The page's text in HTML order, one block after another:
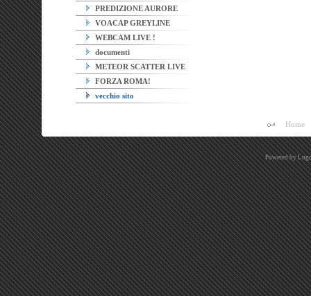
PREDIZIONE AURORE
VOACAP GREYLINE
WEBCAM LIVE !
documenti
METEOR SCATTER LIVE
FORZA ROMA!
vecchio sito
Home
Powered by